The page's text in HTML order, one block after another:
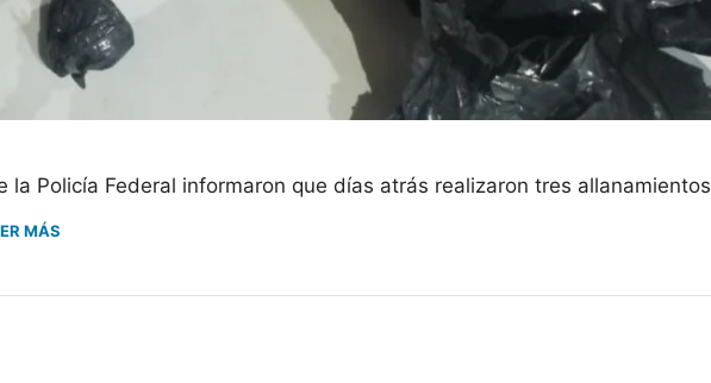
la Policía Federal informaron que días atrás realizaron tres allanamientos
MÁS